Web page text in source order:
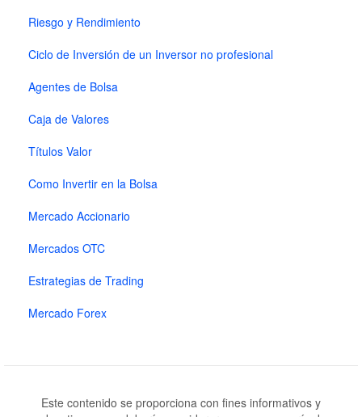
Riesgo y Rendimiento
Ciclo de Inversión de un Inversor no profesional
Agentes de Bolsa
Caja de Valores
Títulos Valor
Como Invertir en la Bolsa
Mercado Accionario
Mercados OTC
Estrategias de Trading
Mercado Forex
Este contenido se proporciona con fines informativos y